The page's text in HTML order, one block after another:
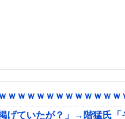
ｗｗｗｗｗｗｗｗｗｗ
ていたが？」→階猛氏「